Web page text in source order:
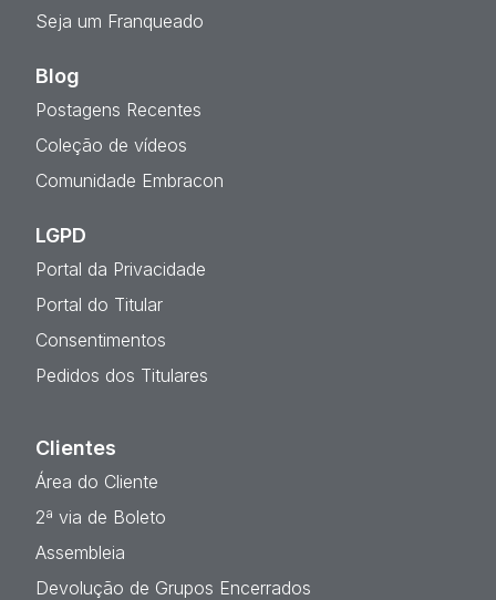
Seja um Franqueado
Blog
Postagens Recentes
Coleção de vídeos
Comunidade Embracon
LGPD
Portal da Privacidade
Portal do Titular
Consentimentos
Pedidos dos Titulares
Clientes
Área do Cliente
2ª via de Boleto
Assembleia
Devolução de Grupos Encerrados